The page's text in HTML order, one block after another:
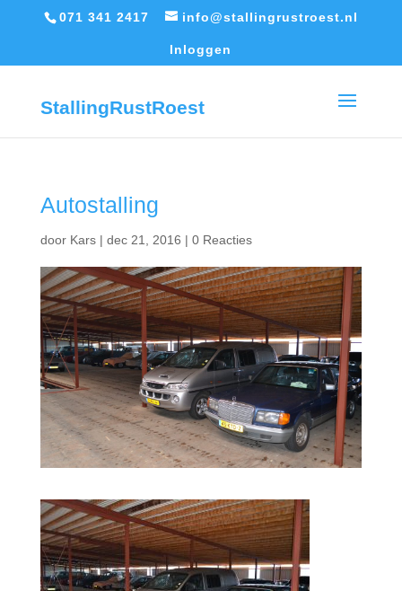
071 341 2417 info@stallingrustroest.nl
Inloggen
StallingRustRoest
Autostalling
door Kars| dec 21, 2016 | 0 Reacties